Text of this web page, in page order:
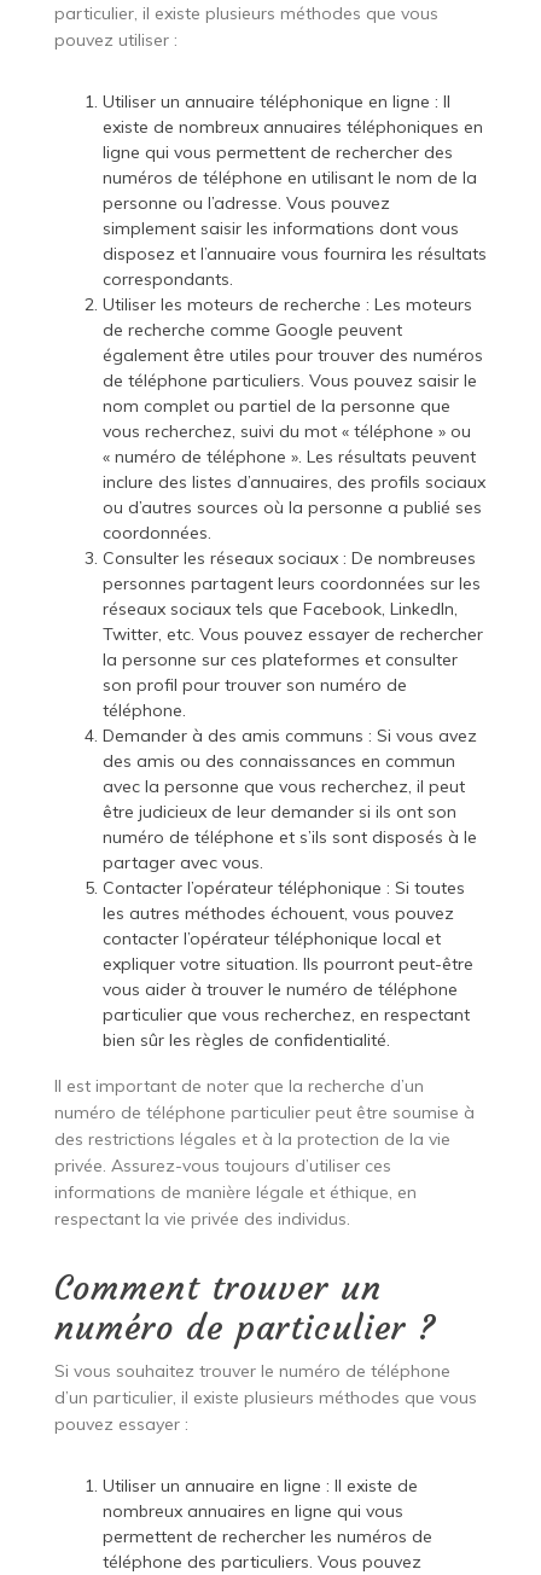
particulier, il existe plusieurs méthodes que vous
pouvez utiliser :
Utiliser un annuaire téléphonique en ligne : Il
existe de nombreux annuaires téléphoniques en
ligne qui vous permettent de rechercher des
numéros de téléphone en utilisant le nom de la
personne ou l’adresse. Vous pouvez
simplement saisir les informations dont vous
disposez et l’annuaire vous fournira les résultats
correspondants.
Utiliser les moteurs de recherche : Les moteurs
de recherche comme Google peuvent
également être utiles pour trouver des numéros
de téléphone particuliers. Vous pouvez saisir le
nom complet ou partiel de la personne que
vous recherchez, suivi du mot « téléphone » ou
« numéro de téléphone ». Les résultats peuvent
inclure des listes d’annuaires, des profils sociaux
ou d’autres sources où la personne a publié ses
coordonnées.
Consulter les réseaux sociaux : De nombreuses
personnes partagent leurs coordonnées sur les
réseaux sociaux tels que Facebook, LinkedIn,
Twitter, etc. Vous pouvez essayer de rechercher
la personne sur ces plateformes et consulter
son profil pour trouver son numéro de
téléphone.
Demander à des amis communs : Si vous avez
des amis ou des connaissances en commun
avec la personne que vous recherchez, il peut
être judicieux de leur demander si ils ont son
numéro de téléphone et s’ils sont disposés à le
partager avec vous.
Contacter l’opérateur téléphonique : Si toutes
les autres méthodes échouent, vous pouvez
contacter l’opérateur téléphonique local et
expliquer votre situation. Ils pourront peut-être
vous aider à trouver le numéro de téléphone
particulier que vous recherchez, en respectant
bien sûr les règles de confidentialité.
Il est important de noter que la recherche d’un
numéro de téléphone particulier peut être soumise à
des restrictions légales et à la protection de la vie
privée. Assurez-vous toujours d’utiliser ces
informations de manière légale et éthique, en
respectant la vie privée des individus.
Comment trouver un
numéro de particulier ?
Si vous souhaitez trouver le numéro de téléphone
d’un particulier, il existe plusieurs méthodes que vous
pouvez essayer :
Utiliser un annuaire en ligne : Il existe de
nombreux annuaires en ligne qui vous
permettent de rechercher les numéros de
téléphone des particuliers. Vous pouvez